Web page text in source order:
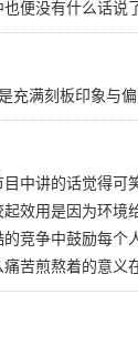
便没有什么话说
充满刻板印象与
中讲的话觉得可
效用是因为环境
竞争中鼓励每个
苦煎熬着的意义